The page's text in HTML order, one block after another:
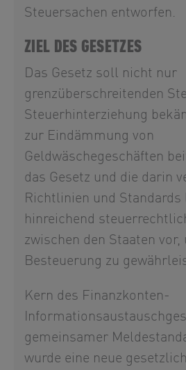
Steuersachen entworfen.
ZIEL DES GESETZES
Das Gesetz soll nicht nur
grenzüberschreitenden
Steuerhinterziehung
zur Eindämmung von
Geldwäschegeschäften
das Gesetz und die darin
Richtlinien und
hinreichend
zwischen den Staaten
Besteuerung zu
Kern des Finanzkonten-
gemeinsamer
wurde eine neue